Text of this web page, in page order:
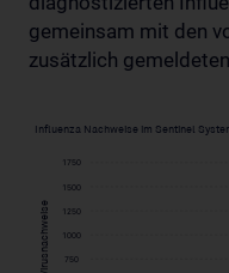
gemeinsam mit den
zusätzlich